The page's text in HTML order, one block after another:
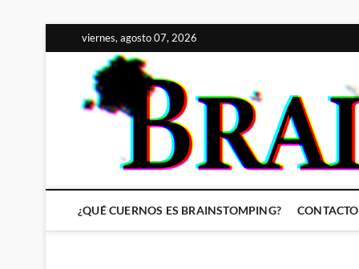
al
contenido
viernes, agosto 07, 2026
¿QUÉ CUERNOS ES BRAINSTOMPING? CONTACTO